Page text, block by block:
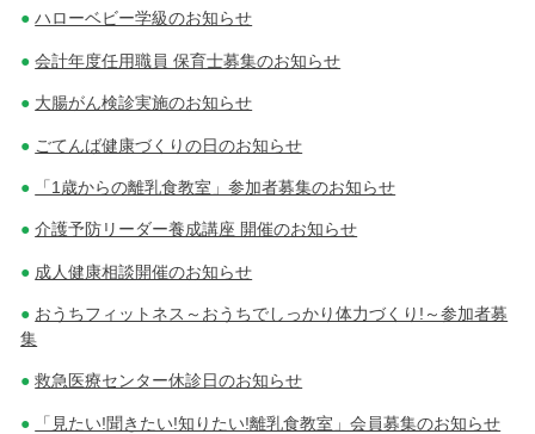
ハローベビー学級のお知らせ
会計年度任用職員 保育士募集のお知らせ
大腸がん検診実施のお知らせ
ごてんば健康づくりの日のお知らせ
「1歳からの離乳食教室」参加者募集のお知らせ
介護予防リーダー養成講座 開催のお知らせ
成人健康相談開催のお知らせ
おうちフィットネス～おうちでしっかり体力づくり!～参加者募
集
救急医療センター休診日のお知らせ
「見たい!聞きたい!知りたい!離乳食教室」会員募集のお知らせ